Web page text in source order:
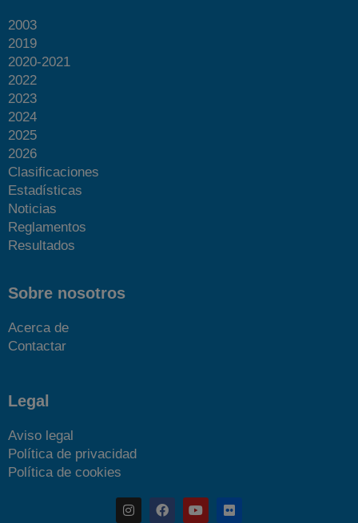
2003
2019
2020-2021
2022
2023
2024
2025
2026
Clasificaciones
Estadísticas
Noticias
Reglamentos
Resultados
Sobre nosotros
Acerca de
Contactar
Legal
Aviso legal
Política de privacidad
Política de cookies